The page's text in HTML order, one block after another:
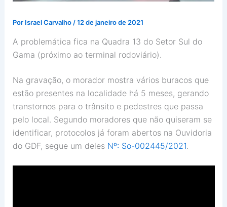
Por Israel Carvalho /12 de janeiro de 2021
A problemática fica na Quadra 13 do Setor Sul do
Gama (próximo ao terminal rodoviário).
Na gravação, o morador mostra vários buracos que
estão presentes na localidade há 5 meses, gerando
transtornos para o trânsito e pedestres que passa
pelo local. Segundo moradores que não quiseram se
identificar, protocolos já foram abertos na Ouvidoria
do GDF, segue um deles Nº: So-002445/2021.